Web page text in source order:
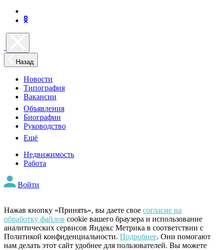
Назад
Новости
Типография
Вакансии
Объявления
Биографии
Руководство
Ещё
Недвижимость
Работа
Войти
Нажав кнопку «Принять», вы даете свое согласие на
обработку файлов cookie вашего браузера и использование
аналитических сервисов Яндекс Метрика в соответствии с
Политикой конфиденциальности. Подробнее. Они помогают
нам делать этот сайт удобнее для пользователей. Вы можете